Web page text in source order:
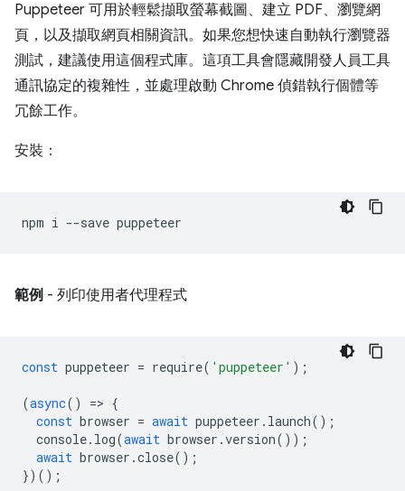
Puppeteer 可用於輕鬆擷取螢幕截圖、建立 PDF、瀏覽網
頁，以及擷取網頁相關資訊。如果您想快速自動執行瀏覽器
測試，建議使用這個程式庫。這項工具會隱藏開發人員工具
通訊協定的複雜性，並處理啟動 Chrome 偵錯執行個體等
冗餘工作。
安裝：
npm i --save
範例 - 列印使用者代理程式
const puppeteer = require( 'puppeteer' );
(async() => {
const browser = await puppeteer . launch();
console. log(await browser .version());
await browser .close();
})();